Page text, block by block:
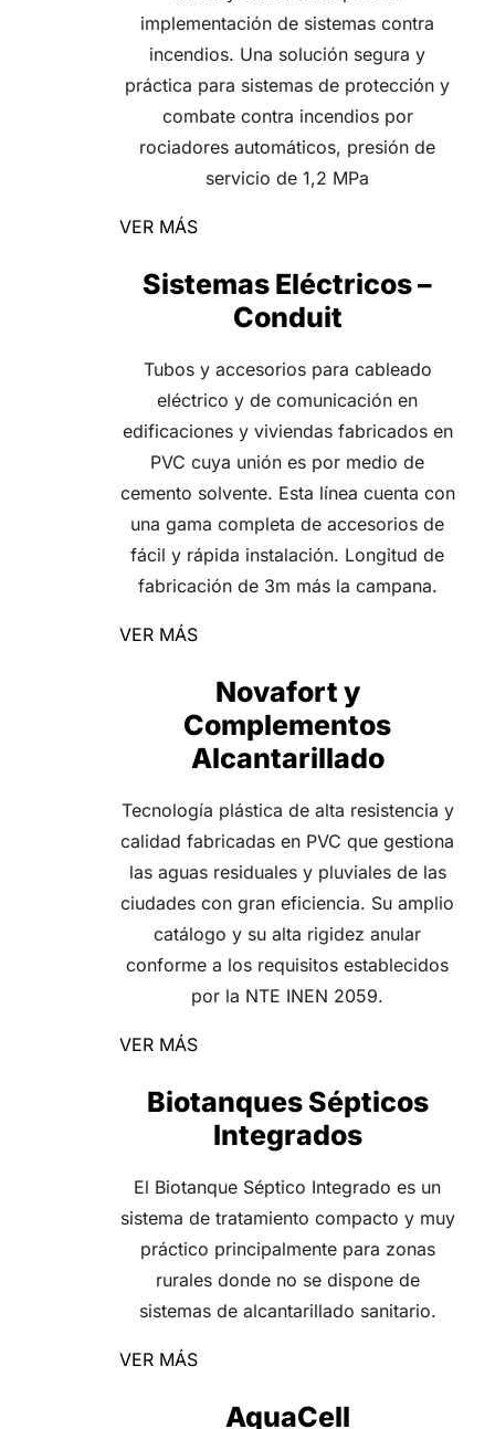
implementación de sistemas contra
incendios. Una solución segura y
práctica para sistemas de protección y
combate contra incendios por
rociadores automáticos, presión de
servicio de 1,2 MPa
VER MÁS
Sistemas Eléctricos –
Conduit
Tubos y accesorios para cableado
eléctrico y de comunicación en
edificaciones y viviendas fabricados en
PVC cuya unión es por medio de
cemento solvente. Esta línea cuenta con
una gama completa de accesorios de
fácil y rápida instalación. Longitud de
fabricación de 3m más la campana.
VER MÁS
Novafort y
Complementos
Alcantarillado
Tecnología plástica de alta resistencia y
calidad fabricadas en PVC que gestiona
las aguas residuales y pluviales de las
ciudades con gran eficiencia. Su amplio
catálogo y su alta rigidez anular
conforme a los requisitos establecidos
por la NTE INEN 2059.
VER MÁS
Biotanques Sépticos
Integrados
El Biotanque Séptico Integrado es un
sistema de tratamiento compacto y muy
práctico principalmente para zonas
rurales donde no se dispone de
sistemas de alcantarillado sanitario.
VER MÁS
AquaCell